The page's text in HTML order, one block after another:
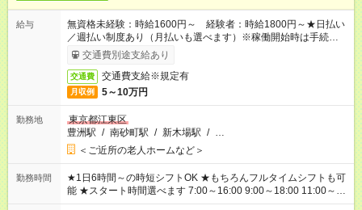
給与
無資格未経験：時給1600円～ 経験者：時給1800円～★日払い
／週払い制度あり（月払いも選べます）※稼働開始時は手続き完
了次第のお支払いとなります。
交通費別途支給あり
交通費 交通費支給※規定有
月収例 5～10万円
勤務地
東京都江東区
豊洲駅 / 南砂町駅 / 新木場駅 / …
＜ご近所の老人ホームなど＞
勤務時間
★1日6時間～の時短シフトOK ★もちろんフルタイムシフトも可
能 ★スタート時間選べます 7:00～16:00 9:00～18:00 11:00～
20:00 など 残業なし！ ※Wワークの場合、他のお仕事と合わせ